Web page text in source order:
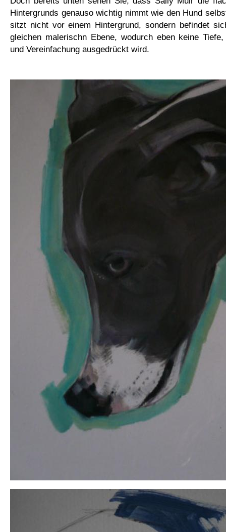
Hintergrunds genauso wichtig nimmt wie den Hund
sitzt nicht vor einem Hintergrund, sondern befindet
gleichen malerischn Ebene, wodurch eben keine
und Vereinfachung ausgedrückt wird.